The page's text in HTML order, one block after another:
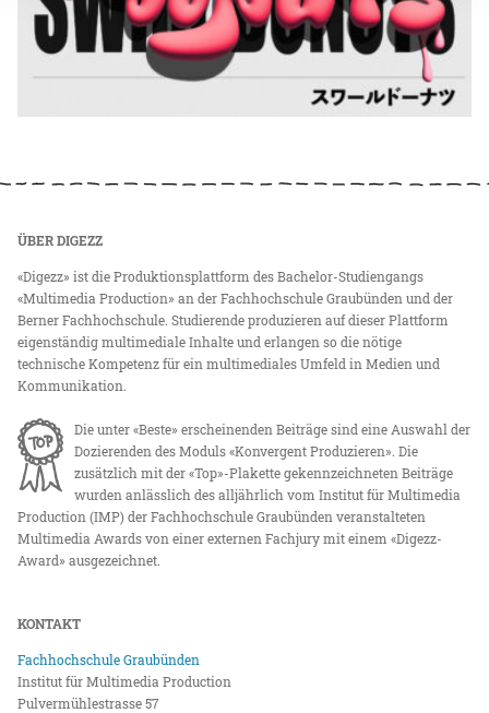
ÜBER DIGEZZ
«Digezz» ist die Produktionsplattform des Bachelor-Studiengangs
«Multimedia Production» an der Fachhochschule Graubünden und der
Berner Fachhochschule. Studierende produzieren auf dieser Plattform
eigenständig multimediale Inhalte und erlangen so die nötige
technische Kompetenz für ein multimediales Umfeld in Medien und
Kommunikation.
Die unter «Beste» erscheinenden Beiträge sind eine Auswahl der
Dozierenden des Moduls «Konvergent Produzieren». Die
zusätzlich mit der «Top»-Plakette gekennzeichneten Beiträge
wurden anlässlich des alljährlich vom Institut für Multimedia
Production (IMP) der Fachhochschule Graubünden veranstalteten
Multimedia Awards von einer externen Fachjury mit einem «Digezz-
Award» ausgezeichnet.
KONTAKT
Fachhochschule Graubünden
Institut für Multimedia Production
Pulvermühlestrasse 57